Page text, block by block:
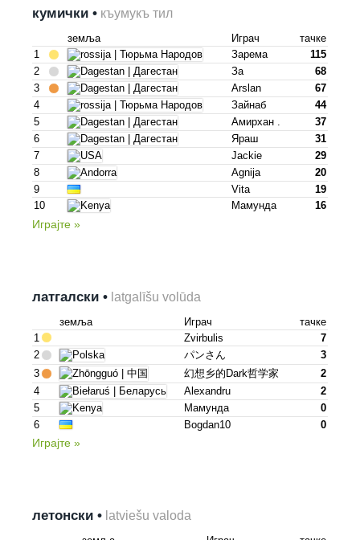
кумички • къумукъ тил
земља Играч
тачке
1
Зарема
115
2
За
68
3
Arslan
67
4
Зайнаб
44
5
Амирхан .
37
6
Яраш
31
7
Jackie
29
8
Agnija
20
9
Vita
19
10
Мамунда 16
Играјте »
латгалски • latgalīšu volūda
земља Играч
тачке
1
Zvirbulis
7
2
パンさん
3
3
幻想乡的dark哲学家
2
4
Alexandru
2
5
Мамунда
0
6
Bogdan10 0
Играјте »
летонски • latviešu valoda